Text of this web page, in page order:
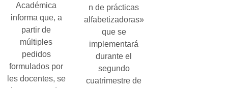
Académica
informa que, a
partir de
múltiples
pedidos
formulados por
les docentes, se
n de prácticas
alfabetizadoras»
que se
implementará
durante el
segundo
cuatrimestre de